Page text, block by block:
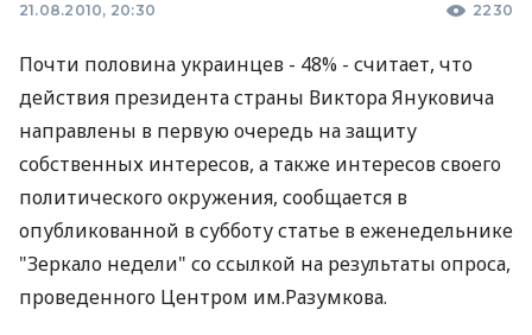
21.08.2010, 20:30 2230
Почти половина украинцев - 48% - считает, что
действия президента страны Виктора Януковича
направлены в первую очередь на защиту
собственных интересов, а также интересов своего
политического окружения, сообщается в
опубликованной в субботу статье в еженедельнике
"Зеркало недели" со ссылкой на результаты опроса,
проведенного Центром им.Разумкова.